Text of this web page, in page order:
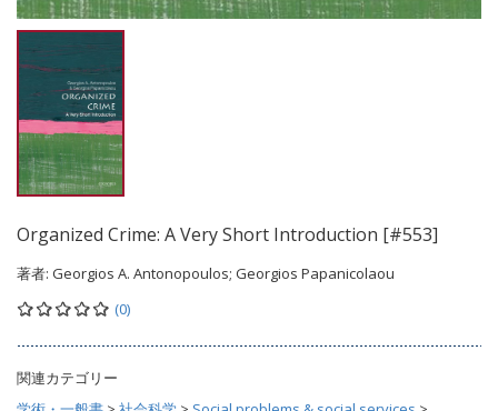
Organized Crime: A Very Short Introduction [#553]
著者: Georgios A. Antonopoulos; Georgios Papanicolaou
(0)
関連カテゴリー